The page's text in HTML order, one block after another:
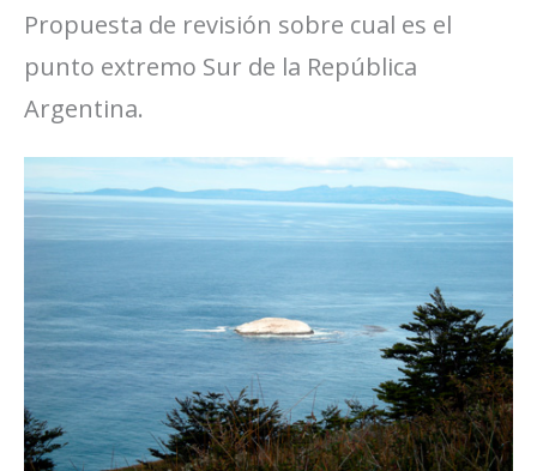
Propuesta de revisión sobre cual es el
punto extremo Sur de la República
Argentina.